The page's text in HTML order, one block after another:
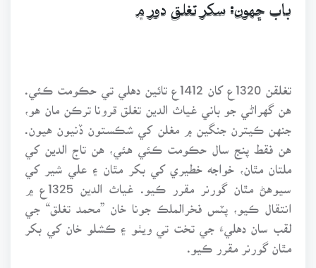
باب ڇهون: سکر تغلق دور ۾
تغلقن 1320ع کان 1412ع تائين دهلي تي حڪومت ڪئي.
هن گهراڻي جو باني غياث الدين تغلق قرونا ترڪن مان هو،
جنهن ڪيترن جنگين ۾ مغلن کي شڪستون ڏنيون هيون.
هن فقط پنج سال حڪومت ڪئي هئي، هن تاج الدين کي
ملتان مٿان، خواجه خطيري کي بکر مٿان ۽ علي شير کي
انتقال ڪيو، پٽس فخرالملڪ جونا خان ”محمد تغلق“ جي
لقب سان دهليءَ جي تخت تي ويٺو ۽ ڪشلو خان کي بکر
مٿان گورنر مقرر ڪيو.